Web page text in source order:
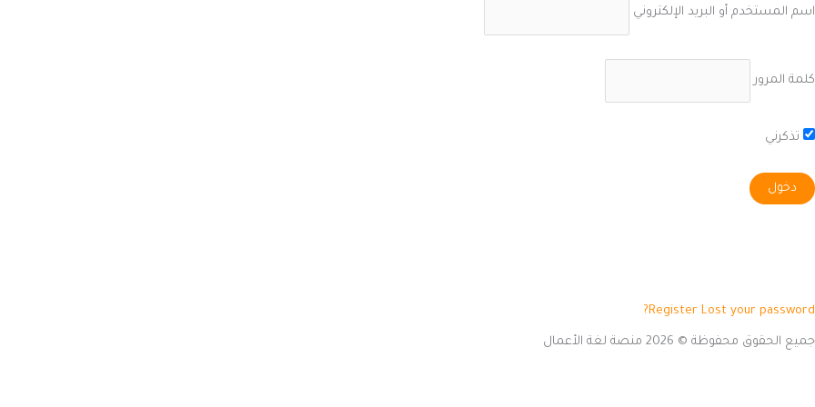
اسم المستخدم أو البريد الإلكتروني
كلمة المرور
تذكرني
Register Lost your password?
جميع الحقوق محفوظة © 2026 منصة لغة الأعمال